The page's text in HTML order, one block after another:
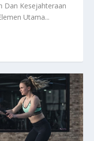
Dan Kesejahteraan
Utama...